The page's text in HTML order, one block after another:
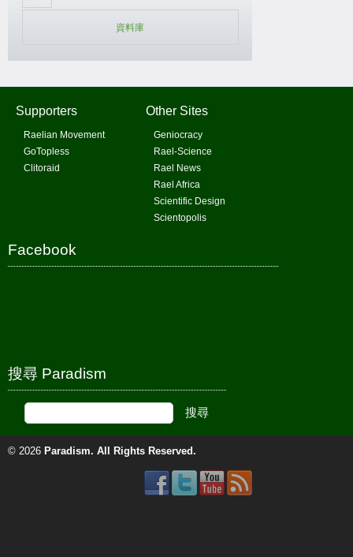
資料庫
Supporters
Raelian Movement
GoTopless
Clitoraid
Other Sites
Geniocracy
Rael-Science
Rael News
Rael Africa
Scientific Design
Scientopolis
Facebook
搜尋 Paradism
© 2026 Paradism. All Rights Reserved.